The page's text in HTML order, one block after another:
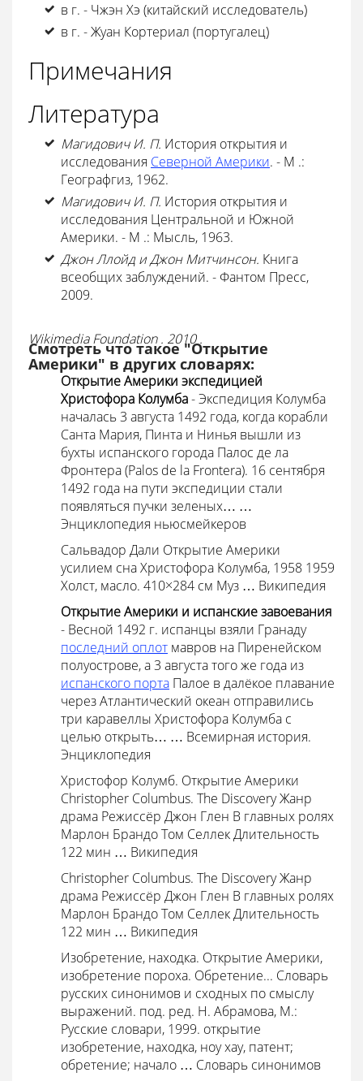
в г. - Чжэн Хэ (китайский исследователь)
в г. - Жуан Кортериал (португалец)
Примечания
Литература
Магидович И. П. История открытия и
исследования Северной Америки. - М .:
Географгиз, 1962.
Магидович И. П. История открытия и
исследования Центральной и Южной
Америки. - М .: Мысль, 1963.
Джон Ллойд и Джон Митчинсон. Книга
всеобщих заблуждений. - Фантом Пресс,
2009.
Wikimedia Foundation . 2010 .
Смотреть что такое "Открытие
Америки" в других словарях:
Открытие Америки экспедицией
Христофора Колумба- Экспедиция Колумба
началась 3 августа 1492 года, когда корабли
Санта Мария, Пинта и Нинья вышли из
бухты испанского города Палос де ла
Фронтера (Palos de la Frontera). 16 сентября
1492 года на пути экспедиции стали
появляться пучки зеленых… …
Энциклопедия ньюсмейкеров
Сальвадор Дали Открытие Америки
усилием сна Христофора Колумба, 1958 1959
Холст, масло. 410×284 см Муз … Википедия
Открытие Америки и испанские завоевания
- Весной 1492 г. испанцы взяли Гранаду
последний оплот мавров на Пиренейском
полуострове, а 3 августа того же года из
испанского порта Палое в далёкое плавание
через Атлантический океан отправились
три каравеллы Христофора Колумба с
целью открыть… … Всемирная история.
Энциклопедия
Христофор Колумб. Открытие Америки
Christopher Columbus. The Discovery Жанр
драма Режиссёр Джон Глен В главных ролях
Марлон Брандо Том Селлек Длительность
122 мин … Википедия
Christopher Columbus. The Discovery Жанр
драма Режиссёр Джон Глен В главных ролях
Марлон Брандо Том Селлек Длительность
122 мин … Википедия
Изобретение, находка. Открытие Америки,
изобретение пороха. Обретение... Словарь
русских синонимов и сходных по смыслу
выражений. под. ред. Н. Абрамова, М.:
Русские словари, 1999. открытие
изобретение, находка, ноу хау, патент;
обретение; начало … Словарь синонимов